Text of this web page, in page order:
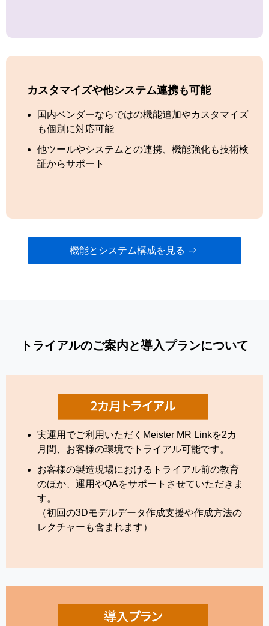
カスタマイズや他システム連携も可能
国内ベンダーならではの機能追加やカスタマイズ
も個別に対応可能
他ツールやシステムとの連携、機能強化も技術検
証からサポート
機能とシステム構成を見る ⇒
トライアルのご案内と導入プランについて
実運用でご利用いただくMeister MR Linkを2カ
月間、お客様の環境でトライアル可能です。
お客様の製造現場におけるトライアル前の教育
のほか、運用やQAをサポートさせていただきま
す。
（初回の3Dモデルデータ作成支援や作成方法の
レクチャーも含まれます）